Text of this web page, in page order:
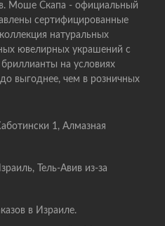
Моше Скапа - официальный
сертифицированные
натуральных
ювелирных украшений с
на условиях
выгоднее, чем в розничных
1, Алмазная
Тель-Авив из-за
в Израиле.